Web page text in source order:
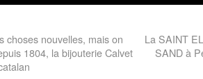
choses nouvelles, mais on
1804, la bijouterie Calvet
La SAINT
SAND à